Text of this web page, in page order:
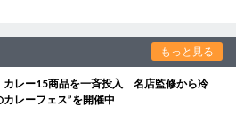
もっと見る
カレー15商品を一斉投入 名店監修から冷
レーフェス”を開催中